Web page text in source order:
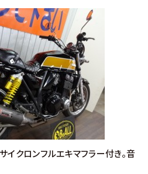
イクロンフルエキマフラー付き。音